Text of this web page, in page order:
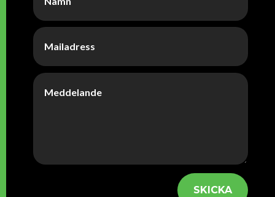
SKICKA